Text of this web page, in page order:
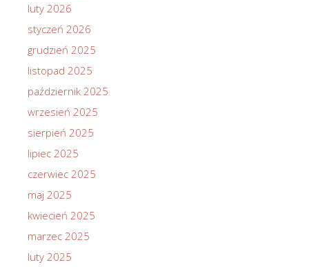
luty 2026
styczeń 2026
grudzień 2025
listopad 2025
październik 2025
wrzesień 2025
sierpień 2025
lipiec 2025
czerwiec 2025
maj 2025
kwiecień 2025
marzec 2025
luty 2025